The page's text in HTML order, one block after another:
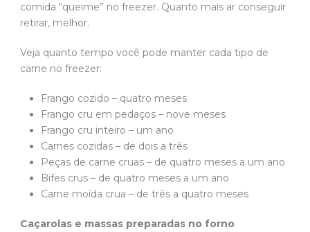
comida “queime” no freezer. Quanto mais ar conseguir
retirar, melhor.
Veja quanto tempo você pode manter cada tipo de
carne no freezer:
Frango cozido – quatro meses
Frango cru em pedaços – nove meses
Frango cru inteiro – um ano
Carnes cozidas – de dois a três
Peças de carne cruas – de quatro meses a um ano
Bifes crus – de quatro meses a um ano
Carne moída crua – de três a quatro meses
Caçarolas e massas preparadas no forno